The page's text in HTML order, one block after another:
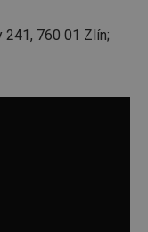
241, 760 01 Zlín;